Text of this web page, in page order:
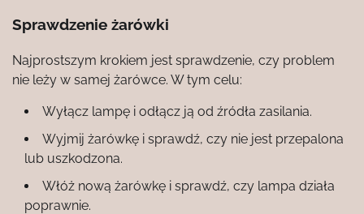
Sprawdzenie żarówki
Najprostszym krokiem jest sprawdzenie, czy problem
nie leży w samej żarówce. W tym celu:
Wyłącz lampę i odłącz ją od źródła zasilania.
Wyjmij żarówkę i sprawdź, czy nie jest przepalona
lub uszkodzona.
Włóż nową żarówkę i sprawdź, czy lampa działa
poprawnie.